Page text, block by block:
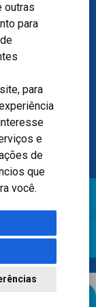
outras
para
, para
e
de
que
você.
Alegre – RS,
11217
(CRM-RS): 425